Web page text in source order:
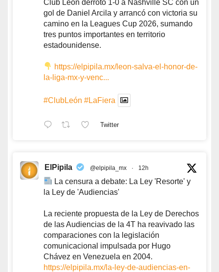
Club León derrotó 1-0 a Nashville SC con un
gol de Daniel Arcila y arrancó con victoria su
camino en la Leagues Cup 2026, sumando
tres puntos importantes en territorio
estadounidense.
https://elpipila.mx/leon-salva-el-honor-de-
la-liga-mx-y-venc...
#ClubLeón #LaFiera
Twitter
ElPipila @elpipila_mx · 12h
La censura a debate: La Ley 'Resorte' y
la Ley de 'Audiencias'
La reciente propuesta de la Ley de Derechos
de las Audiencias de la 4T ha reavivado las
comparaciones con la legislación
comunicacional impulsada por Hugo
Chávez en Venezuela en 2004.
https://elpipila.mx/la-ley-de-audiencias-en-